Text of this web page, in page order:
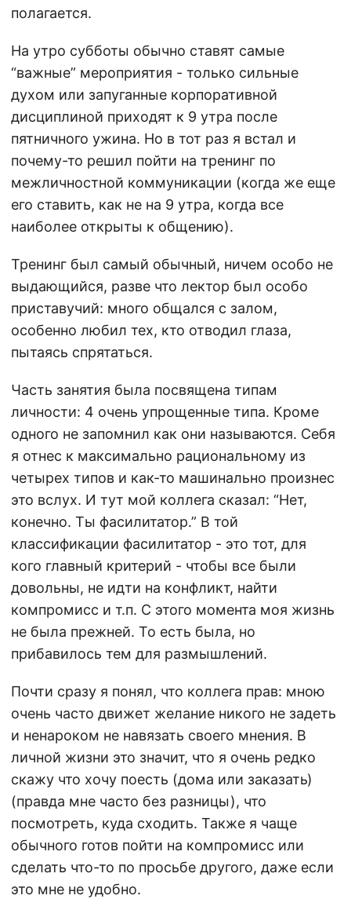
полагается.
На утро субботы обычно ставят самые
“важные” мероприятия - только сильные
духом или запуганные корпоративной
дисциплиной приходят к 9 утра после
пятничного ужина. Но в тот раз я встал и
почему-то решил пойти на тренинг по
межличностной коммуникации (когда же еще
его ставить, как не на 9 утра, когда все
наиболее открыты к общению).
Тренинг был самый обычный, ничем особо не
выдающийся, разве что лектор был особо
приставучий: много общался с залом,
особенно любил тех, кто отводил глаза,
пытаясь спрятаться.
Часть занятия была посвящена типам
личности: 4 очень упрощенные типа. Кроме
одного не запомнил как они называются. Себя
я отнес к максимально рациональному из
четырех типов и как-то машинально произнес
это вслух. И тут мой коллега сказал: “Нет,
конечно. Ты фасилитатор.” В той
классификации фасилитатор - это тот, для
кого главный критерий - чтобы все были
довольны, не идти на конфликт, найти
компромисс и т.п. С этого момента моя жизнь
не была прежней. То есть была, но
прибавилось тем для размышлений.
Почти сразу я понял, что коллега прав: мною
очень часто движет желание никого не задеть
и ненароком не навязать своего мнения. В
личной жизни это значит, что я очень редко
скажу что хочу поесть (дома или заказать)
(правда мне часто без разницы), что
посмотреть, куда сходить. Также я чаще
обычного готов пойти на компромисс или
сделать что-то по просьбе другого, даже если
это мне не удобно.